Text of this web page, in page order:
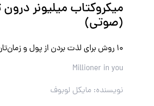
میکروکتاب میلیونر درون
(صوتی)
۱۰ روش برای لذت بردن از پول و زمان‌تان
Millioner in you
نویسنده: مایکل لوبوف